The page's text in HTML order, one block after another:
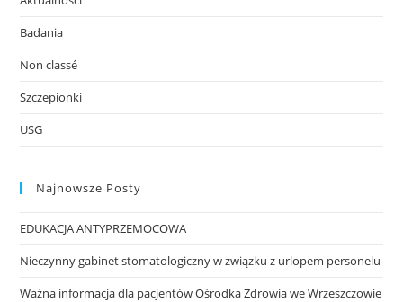
Badania
Non classé
Szczepionki
USG
Najnowsze Posty
EDUKACJA ANTYPRZEMOCOWA
Nieczynny gabinet stomatologiczny w związku z urlopem personelu
Ważna informacja dla pacjentów Ośrodka Zdrowia we Wrzeszczowie